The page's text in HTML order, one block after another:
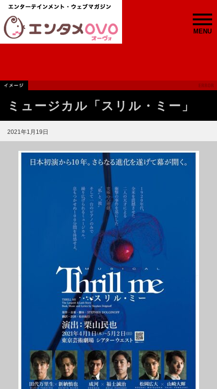
MENU
ミュージカル「スリル・ミー」
2021年1月19日